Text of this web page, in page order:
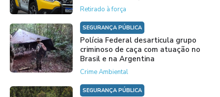
Retirado à força
SEGURANÇA PÚBLICA
Polícia Federal desarticula grupo
criminoso de caça com atuação no
Brasil e na Argentina
Crime Ambiental
SEGURANÇA PÚBLICA